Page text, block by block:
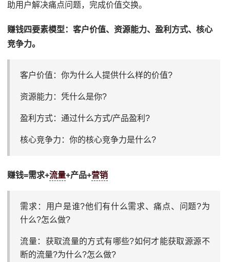
助用户解决痛点问题，完成价值交换。
赚钱四要素模型：客户价值、资源能力、盈利方式、核心
竞争力。
客户价值：你为什么人提供什么样的价值?
资源能力：凭什么是你?
盈利方式：通过什么方式/产品盈利?
核心竞争力：你的核心竞争力是什么?
赚钱=需求+流量+产品+营销
需求：用户是谁?他们有什么需求、痛点、问题?为
什么?怎么做?
流量：获取流量的方式有哪些?如何才能获取源源不
断的流量?为什么?怎么做?